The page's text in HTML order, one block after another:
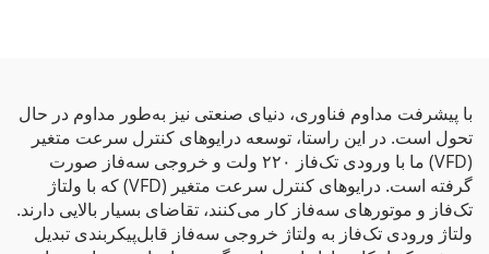
با پیشرفت مداوم فناوری، دنیای صنعتی نیز به‌طور مداوم در حال
تحول است. در این راستا، توسعه درایوهای کنترل سرعت متغیر
(VFD) ما با ورودی تک‌فاز ۲۲۰ ولت و خروجی سه‌فاز صورت
گرفته است. درایوهای کنترل سرعت متغیر (VFD) که با ولتاژ
تک‌فاز و موتورهای سه‌فاز کار می‌کنند، تقاضای بسیار بالایی دارند.
ولتاژ ورودی تک‌فاز به ولتاژ خروجی سه‌فاز قابل‌پیکربندی تبدیل